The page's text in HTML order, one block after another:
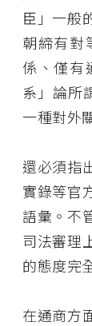
臣」一般
朝締有對
係、僅有
系」論所
一種對外
還必須指
實錄等官
語彙。不
司法審理
的態度完
在通商方